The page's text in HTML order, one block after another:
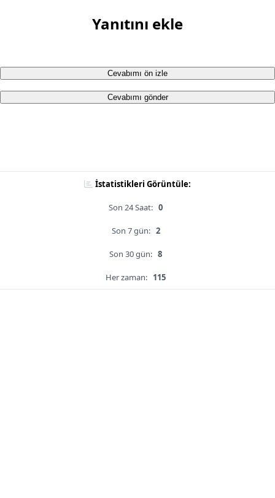
Yanıtını ekle
Cevabımı ön izle
Cevabımı gönder
İstatistikleri Görüntüle:
Son 24 Saat: 0
Son 7 gün: 2
Son 30 gün: 8
Her zaman: 115